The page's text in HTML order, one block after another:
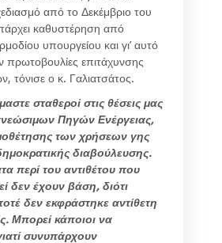
από το Δεκέμβριο του
καθυστέρηση από
υπουργείου και γι’ αυτό
επιτάχυνσης
τόνισε ο κ. Γαλιατσάτος.
σταθεροί στις θέσεις μας
Πηγών Ενέργειας,
των χρήσεων γης
διαβούλευσης.
περί του αντιθέτου που
δεν έχουν βάση, διότι
δεν εκφράστηκε αντίθετη
Μπορεί κάποιοι να
συνυπάρχουν